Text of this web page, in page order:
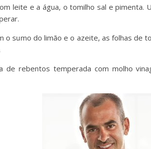
leite e a água, o tomilho sal e
o sumo do limão e o azeite, as folhas de
de rebentos temperada com molho